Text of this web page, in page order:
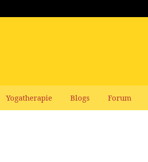
Yogatherapie Blogs Forum